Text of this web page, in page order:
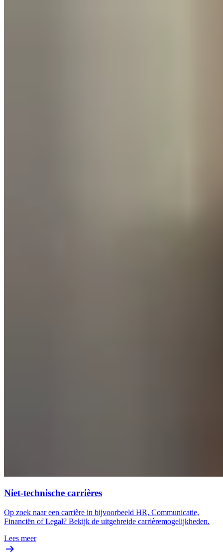
Niet-technische carrières
Op zoek naar een carrière in bijvoorbeeld HR, Communicatie,
Financiën of Legal? Bekijk de uitgebreide carrièremogelijkheden.
Lees meer